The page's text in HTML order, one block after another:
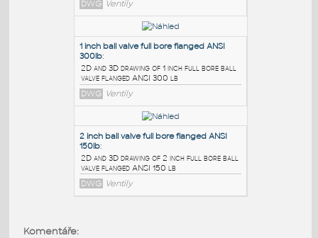
2D drawing of small threaded ball valves 1
piece and 3 piece
DWG Ventily
1.25 INCH BALL VALVE 150 LB:
2D and 3D drawing of 1.25 inch ball valve
flanged ANSI 150 lb
DWG
Ventily
1 inch ball valve full bore flanged ANSI
300lb:
Komentáře: